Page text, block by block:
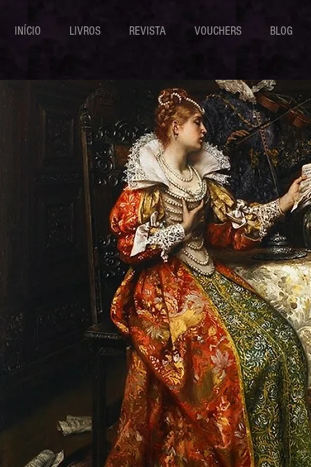
INÍCIO LIVROS REVISTA VOUCHERS BLOG